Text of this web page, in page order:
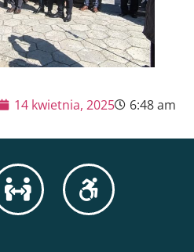
14 kwietnia, 2025 6:48 am